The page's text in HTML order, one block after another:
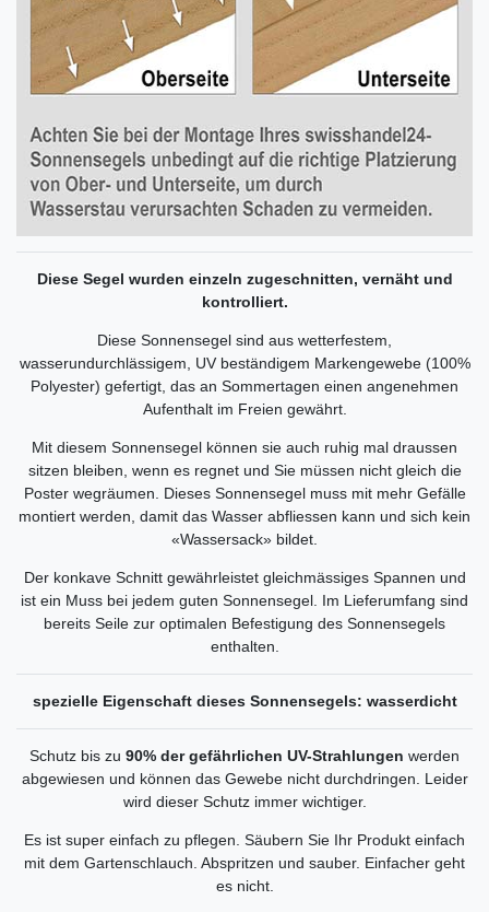
Diese Segel wurden einzeln zugeschnitten, vernäht und
kontrolliert.
Diese Sonnensegel sind aus wetterfestem,
wasserundurchlässigem, UV beständigem Markengewebe (100%
Polyester) gefertigt, das an Sommertagen einen angenehmen
Aufenthalt im Freien gewährt.
Mit diesem Sonnensegel können sie auch ruhig mal draussen
sitzen bleiben, wenn es regnet und Sie müssen nicht gleich die
Poster wegräumen. Dieses Sonnensegel muss mit mehr Gefälle
montiert werden, damit das Wasser abfliessen kann und sich kein
«Wassersack» bildet.
Der konkave Schnitt gewährleistet gleichmässiges Spannen und
ist ein Muss bei jedem guten Sonnensegel. Im Lieferumfang sind
bereits Seile zur optimalen Befestigung des Sonnensegels
enthalten.
spezielle Eigenschaft dieses Sonnensegels: wasserdicht
Schutz bis zu 90% der gefährlichen UV-Strahlungen werden
abgewiesen und können das Gewebe nicht durchdringen. Leider
wird dieser Schutz immer wichtiger.
Es ist super einfach zu pflegen. Säubern Sie Ihr Produkt einfach
mit dem Gartenschlauch. Abspritzen und sauber. Einfacher geht
es nicht.